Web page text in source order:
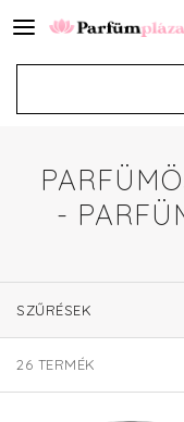
-
SZŰRÉSEK
26 TERMÉK